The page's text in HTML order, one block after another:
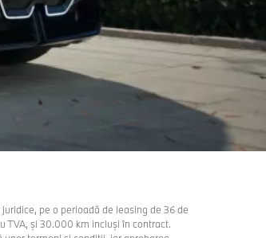
pe o perioadă de leasing de 36 de
TVA, și 30.000 km incluși în contract.